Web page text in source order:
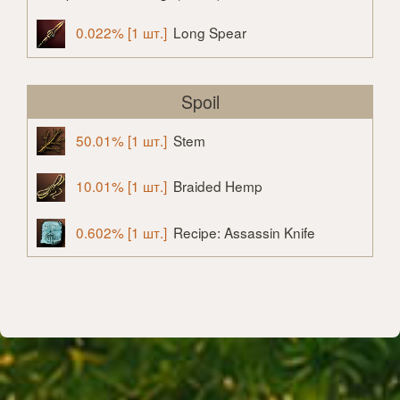
0.022% [1 шт.] Long Spear
Spoil
50.01% [1 шт.] Stem
10.01% [1 шт.] Braided Hemp
0.602% [1 шт.] Recipe: Assassin Knife